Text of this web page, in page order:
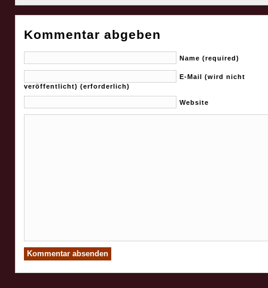
Kommentar abgeben
Name (required)
E-Mail (wird nicht
veröffentlicht) (erforderlich)
Website